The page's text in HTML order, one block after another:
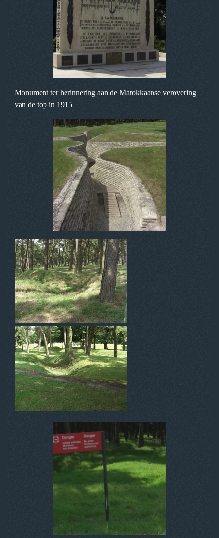
Monument ter herinnering aan de Marokkaanse verovering
van de top in 1915